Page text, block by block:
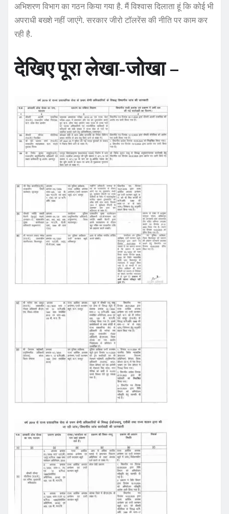
अभिशरण विभाग का गठन किया गया है. मैं विश्वास दिलाता हूं कि कोई भी
अपराधी बख्शे नहीं जाएंगे. सरकार जीरो टॉलरेंस की नीति पर काम कर
रही है.
देखिए पूरा लेखा-जोखा –